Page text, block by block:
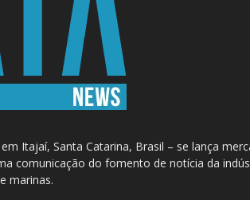
Itajaí, Santa Catarina, Brasil – se lança
comunicação do fomento de notícia da
marinas.